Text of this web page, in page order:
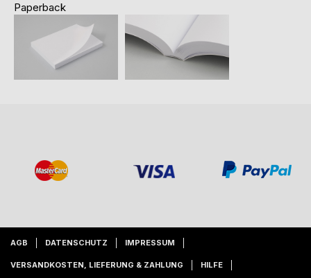
Paperback
AGB DATENSCHUTZ IMPRESSUM
VERSANDKOSTEN, LIEFERUNG & ZAHLUNG HILFE